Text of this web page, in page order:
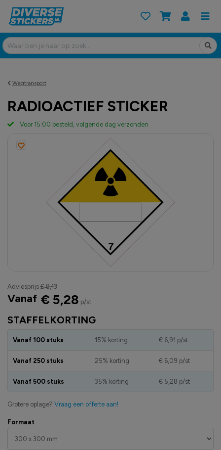
Wegtransport
RADIOACTIEF STICKER
Formaat
STAFFELKORTING
Vanaf 100 stuks 15% korting € 6,91 p/st
Vanaf 250 stuks 25% korting € 6,09 p/st
Vanaf 500 stuks 35% korting € 5,28 p/st
Grotere oplage? Vraag een offerte aan!
Adviesprijs € 8,13
Vanaf € 5,28 p/st
Voor 15:00 besteld, volgende dag verzonden